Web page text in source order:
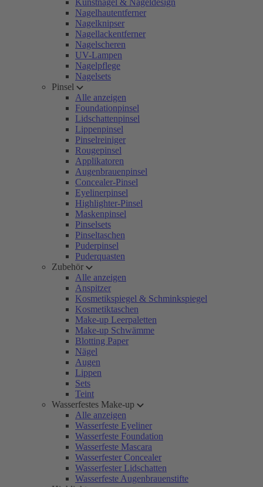
Kunstnägel & Nageldesign
Nagelhautentferner
Nagelknipser
Nagellackentferner
Nagelscheren
UV-Lampen
Nagelpflege
Nagelsets
Pinsel
Alle anzeigen
Foundationpinsel
Lidschattenpinsel
Lippenpinsel
Pinselreiniger
Rougepinsel
Applikatoren
Augenbrauenpinsel
Concealer-Pinsel
Eyelinerpinsel
Highlighter-Pinsel
Maskenpinsel
Pinselsets
Pinseltaschen
Puderpinsel
Puderquasten
Zubehör
Alle anzeigen
Anspitzer
Kosmetikspiegel & Schminkspiegel
Kosmetiktaschen
Make-up Leerpaletten
Make-up Schwämme
Blotting Paper
Nägel
Augen
Lippen
Sets
Teint
Wasserfestes Make-up
Alle anzeigen
Wasserfeste Eyeliner
Wasserfeste Foundation
Wasserfeste Mascara
Wasserfester Concealer
Wasserfester Lidschatten
Wasserfeste Augenbrauenstifte